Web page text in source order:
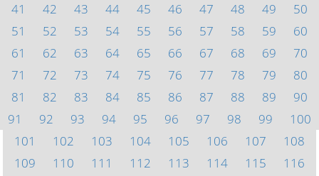
41
42 43 44 45 46 47 48 49
50
51
52 53 54 55 56 57 58 59
60
61
62 63 64 65 66 67 68 69
70
71
72 73 74 75 76 77 78 79
80
81
82 83 84 85 86 87 88 89
90
91
92 93 94 95 96 97 98 99
100
101
102 103 104 105 106 107
108
109
110 111 112 113 114 115
116